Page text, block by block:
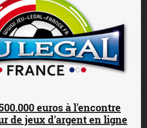
euros à l'encontre
de jeux d'argent en ligne